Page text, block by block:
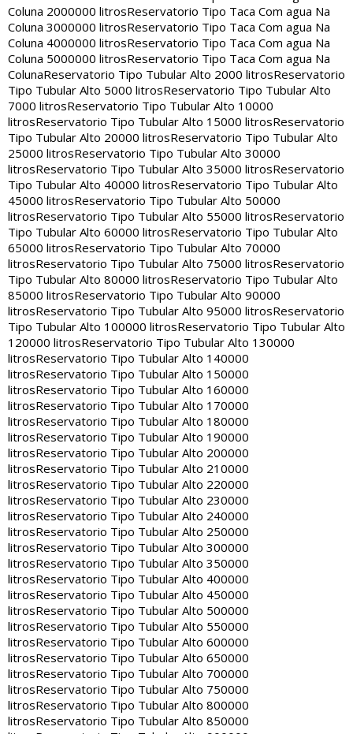
Coluna 2000000 litrosReservatorio Tipo Taca Com agua Na
Coluna 3000000 litrosReservatorio Tipo Taca Com agua Na
Coluna 4000000 litrosReservatorio Tipo Taca Com agua Na
Coluna 5000000 litrosReservatorio Tipo Taca Com agua Na
ColunaReservatorio Tipo Tubular Alto 2000 litrosReservatorio
Tipo Tubular Alto 5000 litrosReservatorio Tipo Tubular Alto
7000 litrosReservatorio Tipo Tubular Alto 10000
litrosReservatorio Tipo Tubular Alto 15000 litrosReservatorio
Tipo Tubular Alto 20000 litrosReservatorio Tipo Tubular Alto
25000 litrosReservatorio Tipo Tubular Alto 30000
litrosReservatorio Tipo Tubular Alto 35000 litrosReservatorio
Tipo Tubular Alto 40000 litrosReservatorio Tipo Tubular Alto
45000 litrosReservatorio Tipo Tubular Alto 50000
litrosReservatorio Tipo Tubular Alto 55000 litrosReservatorio
Tipo Tubular Alto 60000 litrosReservatorio Tipo Tubular Alto
65000 litrosReservatorio Tipo Tubular Alto 70000
litrosReservatorio Tipo Tubular Alto 75000 litrosReservatorio
Tipo Tubular Alto 80000 litrosReservatorio Tipo Tubular Alto
85000 litrosReservatorio Tipo Tubular Alto 90000
litrosReservatorio Tipo Tubular Alto 95000 litrosReservatorio
Tipo Tubular Alto 100000 litrosReservatorio Tipo Tubular Alto
120000 litrosReservatorio Tipo Tubular Alto 130000
litrosReservatorio Tipo Tubular Alto 140000
litrosReservatorio Tipo Tubular Alto 150000
litrosReservatorio Tipo Tubular Alto 160000
litrosReservatorio Tipo Tubular Alto 170000
litrosReservatorio Tipo Tubular Alto 180000
litrosReservatorio Tipo Tubular Alto 190000
litrosReservatorio Tipo Tubular Alto 200000
litrosReservatorio Tipo Tubular Alto 210000
litrosReservatorio Tipo Tubular Alto 220000
litrosReservatorio Tipo Tubular Alto 230000
litrosReservatorio Tipo Tubular Alto 240000
litrosReservatorio Tipo Tubular Alto 250000
litrosReservatorio Tipo Tubular Alto 300000
litrosReservatorio Tipo Tubular Alto 350000
litrosReservatorio Tipo Tubular Alto 400000
litrosReservatorio Tipo Tubular Alto 450000
litrosReservatorio Tipo Tubular Alto 500000
litrosReservatorio Tipo Tubular Alto 550000
litrosReservatorio Tipo Tubular Alto 600000
litrosReservatorio Tipo Tubular Alto 650000
litrosReservatorio Tipo Tubular Alto 700000
litrosReservatorio Tipo Tubular Alto 750000
litrosReservatorio Tipo Tubular Alto 800000
litrosReservatorio Tipo Tubular Alto 850000